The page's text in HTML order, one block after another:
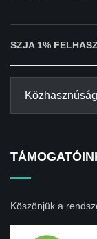
SZJA 1%
Köszönjük a